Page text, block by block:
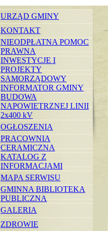
URZĄD GMINY
KONTAKT
NIEODPŁATNA POMOC
PRAWNA
INWESTYCJE I
PROJEKTY
SAMORZĄDOWY
INFORMATOR GMINY
BUDOWA
NAPOWIETRZNEJ LINII
2x400 kV
OGŁOSZENIA
PRACOWNIA
CERAMICZNA
KATALOG Z
INFORMACJAMI
MAPA SERWISU
GMINNA BIBLIOTEKA
PUBLICZNA
GALERIA
ZDROWIE